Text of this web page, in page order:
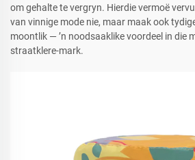
om gehalte te vergryn. Hierdie vermoë
van vinnige mode nie, maar maak ook
moontlik — ’n noodsaaklike voordeel in die
straatklere-mark.